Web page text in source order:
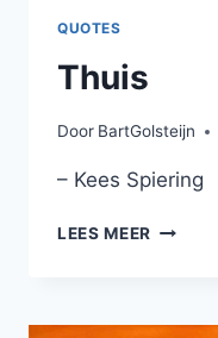
QUOTES
Thuis
Door BartGolsteijn
– Kees Spiering
LEES MEER THUIS